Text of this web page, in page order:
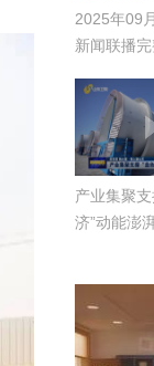
2025年09
新闻联播
产业集聚
济”动能澎